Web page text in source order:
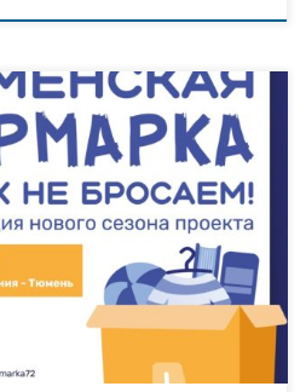
Гранта Губернатора Тюменской области
значимого проекта «Тюменская Дармарка
реализуемого